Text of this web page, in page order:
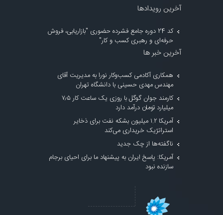
آخرین رویدادها
کد 24 دوره جامع فشرده حضوری "بازاریابی، فروش
حرفه‌ای و رهبری کسب و کار"
آخرین خبر ها
همکاری آکادمی کسب‌وکار نورا به مدیریت آقای
مهندس مهدی حسینی با دانشگاه تهران
کارمند جوان گوگل با روزی یک ساعت کار ۷٫۵
میلیارد تومان درآمد دارد
آمریکا ۱.۲ میلیون بشکه نفت برای ذخایر
استراتژیک خریداری می‌کند
ناگفته‌ها از چک جدید
آمریکا: پاسخ ایران به پیشنهاد ما برای احیای برجام
سازنده نبود